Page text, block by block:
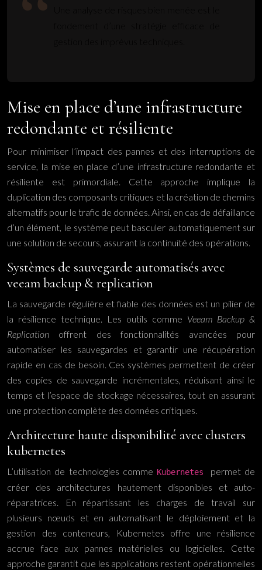
Mise en place d’une infrastructure
redondante et résiliente
Pour minimiser l’impact des pannes et des interruptions de
service, la mise en place d’une infrastructure redondante et
résiliente est primordiale. Cette approche implique la
duplication des composants critiques et la création de chemins
alternatifs pour le trafic de données. Ainsi, en cas de défaillance
d’un élément, le système peut basculer automatiquement sur
une solution de secours, assurant la continuité des opérations.
Systèmes de sauvegarde automatisés avec
veeam backup & replication
La sauvegarde régulière et fiable des données est un pilier de
la résilience technique. Les outils comme Veeam Backup &
Replication offrent des fonctionnalités avancées pour
automatiser les sauvegardes et garantir une récupération
rapide en cas de besoin. Ces systèmes permettent de créer
des copies de sauvegarde incrémentales, réduisant ainsi le
temps et l’espace de stockage nécessaires, tout en assurant
une protection complète des données critiques.
Architecture haute disponibilité avec clusters
kubernetes
L’utilisation de technologies comme Kubernetes permet de
créer des architectures hautement disponibles et auto-
réparatrices. En répartissant les charges de travail sur
plusieurs nœuds et en automatisant le déploiement et la
gestion des conteneurs, Kubernetes offre une résilience
accrue face aux pannes matérielles ou logicielles. Cette
approche garantit que les applications restent opérationnelles